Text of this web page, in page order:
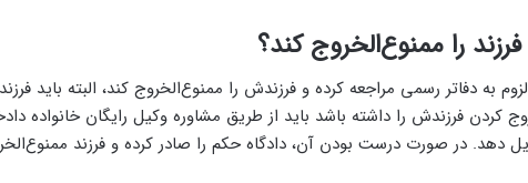
را ممنوع‌الخروج کند؟
به دفاتر رسمی مراجعه کرده و فرزندش را ممنوع‌الخروج کند، البته باید
کردن فرزندش را داشته باشد باید از طریق مشاوره وکیل رایگان خانواده
دهد. در صورت درست بودن آن، دادگاه حکم را صادر کرده و فرزند